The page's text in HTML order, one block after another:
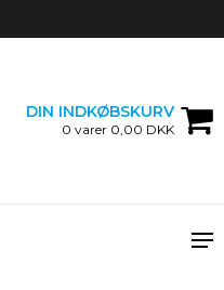
DIN INDKØBSKURV
0 varer 0,00 DKK